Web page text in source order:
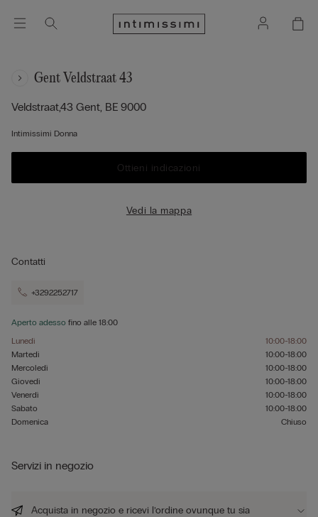
Gent Veldstraat 43
Veldstraat,43 Gent, BE 9000
Intimissimi Donna
Ottieni indicazioni
Vedi la mappa
Contatti
+3292252717
Aperto adesso fino alle 18:00
Lunedì
10:00-18:00
Martedì
10:00-18:00
Mercoledì
10:00-18:00
Giovedì
10:00-18:00
Venerdì
10:00-18:00
Sabato
10:00-18:00
Domenica
Chiuso
Servizi in negozio
Acquista in negozio e ricevi l’ordine ovunque tu sia